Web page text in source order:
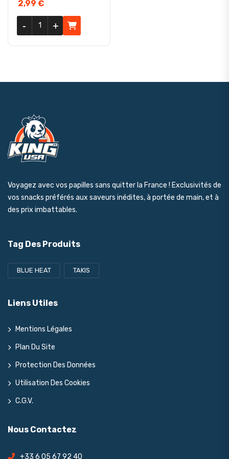
2,99 €
quantité de Snickers Brownie aux cacahouètes 45gr (Inde)
+
- +
-
Voyagez avec vos papilles sans quitter la France ! Exclusivités de
vos snacks préférés aux saveurs inédites, à portée de main, et à
des prix imbattables.
Tag Des Produits
BLUE HEAT TAKIS
Liens Utiles
Mentions Légales
Plan Du Site
Protection Des Données
Utilisation Des Cookies
C.G.V.
Nous Contactez
+33 6 05 67 92 40